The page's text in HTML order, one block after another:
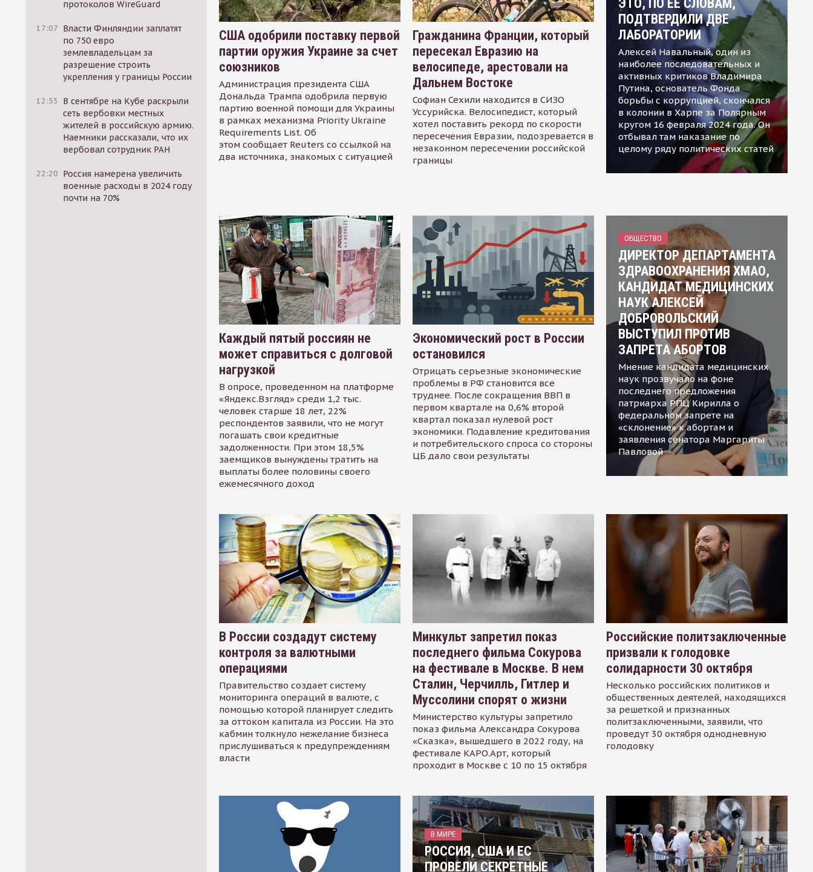
протоколов WireGuard
17:07 Власти Финляндии заплатят
по 750 евро
землевладельцам за
разрешение строить
укрепления у границы России
12:53
В сентябре на Кубе раскрыли
сеть вербовки местных
жителей в российскую армию.
Наемники рассказали, что их
вербовал сотрудник РАН
22:20 Россия намерена увеличить
военные расходы в 2024 году
почти на 70%
США одобрили поставку первой
партии оружия Украине за счет
союзников
Администрация президента США
Дональда Трампа одобрила первую
партию военной помощи для Украины
в рамках механизма Priority Ukraine
Requirements List. Об
этом сообщает Reuters со ссылкой на
два источника, знакомых с ситуацией
Гражданина Франции, который
пересекал Евразию на
велосипеде, арестовали на
Дальнем Востоке
Софиан Сехили находится в СИЗО
Уссурийска. Велосипедист, который
хотел поставить рекорд по скорости
пересечения Евразии, подозревается в
незаконном пересечении российской
границы
ЭТО, ПО ЕЕ СЛОВАМ,
ПОДТВЕРДИЛИ ДВЕ
ЛАБОРАТОРИИ
Алексей Навальный, один из
наиболее последовательных и
активных критиков Владимира
Путина, основатель Фонда
борьбы с коррупцией, скончался
в колонии в Харпе за Полярным
кругом 16 февраля 2024 года. Он
отбывал там наказание по
целому ряду политических статей
Каждый пятый россиян не
может справиться с долговой
нагрузкой
В опросе, проведенном на платформе
«Яндекс.Взгляд» среди 1,2 тыс.
человек старше 18 лет, 22%
респондентов заявили, что не могут
погашать свои кредитные
задолженности. При этом 18,5%
заемщиков вынуждены тратить на
выплаты более половины своего
ежемесячного доход
Экономический рост в России
остановился
Отрицать серьезные экономические
проблемы в РФ становится все
труднее. После сокращения ВВП в
первом квартале на 0,6% второй
квартал показал нулевой рост
экономики. Подавление кредитования
и потребительского спроса со стороны
ЦБ дало свои результаты
ОБЩЕСТВО
ДИРЕКТОР ДЕПАРТАМЕНТА
ЗДРАВООХРАНЕНИЯ ХМАО,
КАНДИДАТ МЕДИЦИНСКИХ
НАУК АЛЕКСЕЙ
ДОБРОВОЛЬСКИЙ
ВЫСТУПИЛ ПРОТИВ
ЗАПРЕТА АБОРТОВ
Мнение кандидата медицинских
наук прозвучало на фоне
последнего предложения
патриарха РПЦ Кирилла о
федеральном запрете на
«склонение» к абортам и
заявления сенатора Маргариты
Павловой
В России создадут систему
контроля за валютными
операциями
Правительство создает систему
мониторинга операций в валюте, с
помощью которой планирует следить
за оттоком капитала из России. На это
кабмин толкнуло нежелание бизнеса
прислушиваться к предупреждениям
власти
Минкульт запретил показ
последнего фильма Сокурова
на фестивале в Москве. В нем
Сталин, Черчилль, Гитлер и
Муссолини спорят о жизни
Министерство культуры запретило
показ фильма Александра Сокурова
«Сказка», вышедшего в 2022 году, на
фестивале КАРО.Арт, который
проходит в Москве с 10 по 15 октября
Российские политзаключенные
призвали к голодовке
солидарности 30 октября
Несколько российских политиков и
общественных деятелей, находящихся
за решеткой и признанных
политзаключенными, заявили, что
проведут 30 октября однодневную
голодовку
В МИРЕ
РОССИЯ, США И ЕС
ПРОВЕЛИ СЕКРЕТНЫЕ